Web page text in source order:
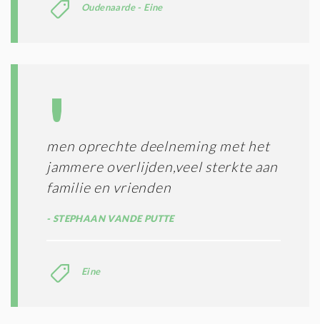
Oudenaarde - Eine
men oprechte deelneming met het
jammere overlijden,veel sterkte aan
familie en vrienden
STEPHAAN VANDE PUTTE
Eine